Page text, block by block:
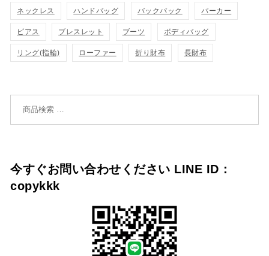
ネックレス ハンドバッグ バックパック パーカー
ピアス ブレスレット ブーツ ボディバッグ
リング(指輪) ローファー 折り財布 長財布
今すぐお問い合わせください LINE ID：
copykkk